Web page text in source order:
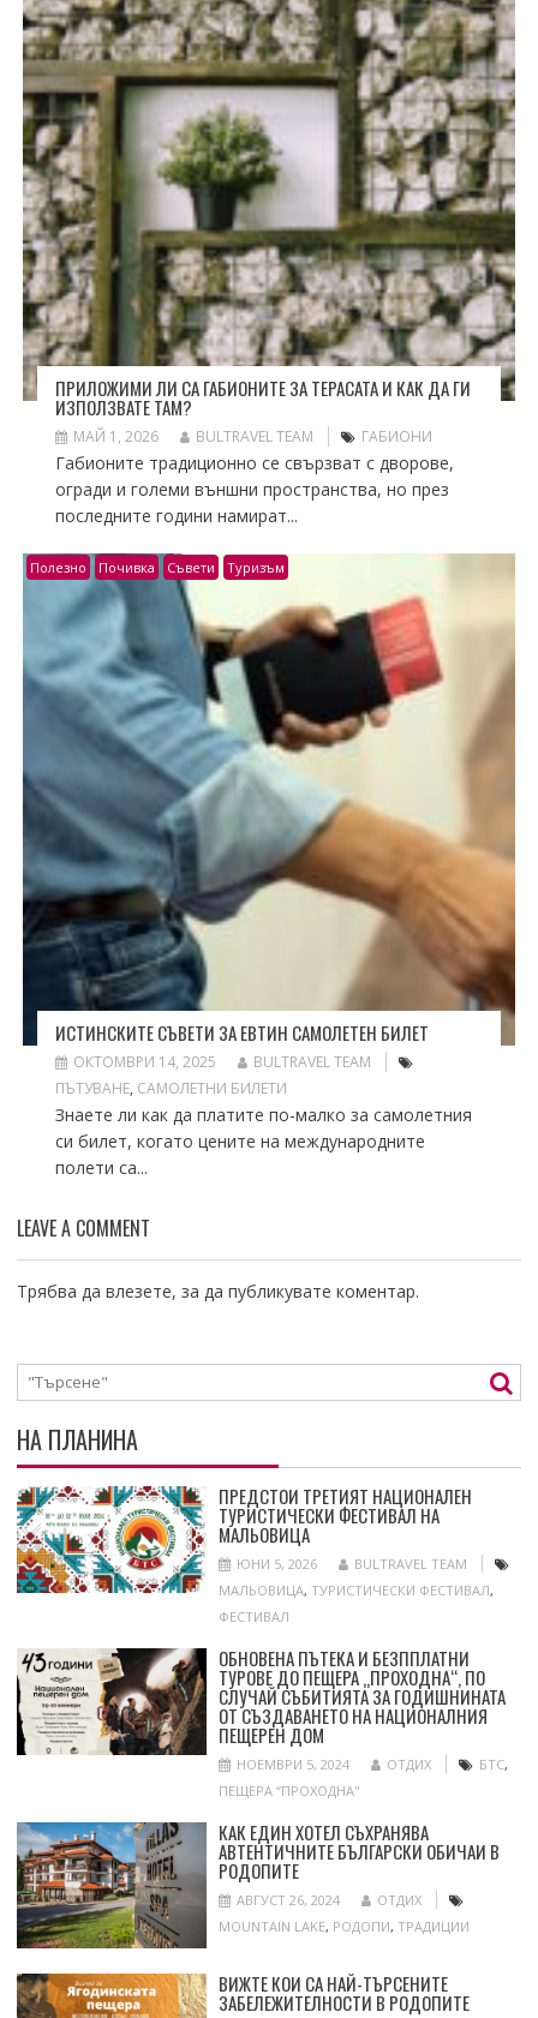
ПРИЛОЖИМИ ЛИ СА ГАБИОНИТЕ ЗА ТЕРАСАТА И КАК ДА ГИ
ИЗПОЛЗВАТЕ ТАМ?
МАЙ 1, 2026 BULTRAVEL TEAM ГАБИОНИ
Габионите традиционно се свързват с дворове,
огради и големи външни пространства, но през
последните години намират...
Полезно Почивка Съвети Туризъм
ИСТИНСКИТЕ СЪВЕТИ ЗА ЕВТИН САМОЛЕТЕН БИЛЕТ
ОКТОМВРИ 14, 2025
BULTRAVEL TEAM
ПЪТУВАНЕ, САМОЛЕТНИ БИЛЕТИ
Знаете ли как да платите по-малко за самолетния
си билет, когато цените на международните
полети са...
LEAVE A COMMENT
Трябва да влезете, за да публикувате коментар.
НА ПЛАНИНА
ПРЕДСТОИ ТРЕТИЯТ НАЦИОНАЛЕН
ТУРИСТИЧЕСКИ ФЕСТИВАЛ НА
МАЛЬОВИЦА
ЮНИ 5, 2026
BULTRAVEL TEAM
МАЛЬОВИЦА, ТУРИСТИЧЕСКИ ФЕСТИВАЛ,
ФЕСТИВАЛ
ОБНОВЕНА ПЪТЕКА И БЕЗППЛАТНИ
ТУРОВЕ ДО ПЕЩЕРА „ПРОХОДНА“, ПО
СЛУЧАЙ СЪБИТИЯТА ЗА ГОДИШНИНАТА
ОТ СЪЗДАВАНЕТО НА НАЦИОНАЛНИЯ
ПЕЩЕРЕН ДОМ
НОЕМВРИ 5, 2024 ОТДИХ БТС,
ПЕЩЕРА “ПРОХОДНА"
КАК ЕДИН ХОТЕЛ СЪХРАНЯВА
АВТЕНТИЧНИТЕ БЪЛГАРСКИ ОБИЧАИ В
РОДОПИТЕ
АВГУСТ 26, 2024
ОТДИХ
MOUNTAIN LAKE, РОДОПИ, ТРАДИЦИИ
ВИЖТЕ КОИ СА НАЙ-ТЪРСЕНИТЕ
ЗАБЕЛЕЖИТЕЛНОСТИ В РОДОПИТЕ